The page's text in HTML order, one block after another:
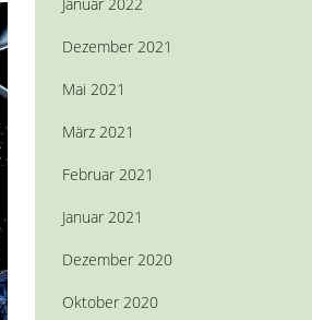
Dezember 2021
Mai 2021
März 2021
Februar 2021
Januar 2021
Dezember 2020
Oktober 2020